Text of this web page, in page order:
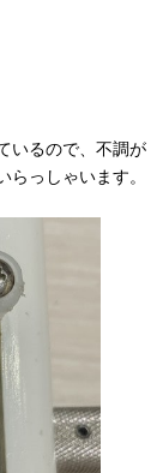
いるので、不調が
っしゃいます。